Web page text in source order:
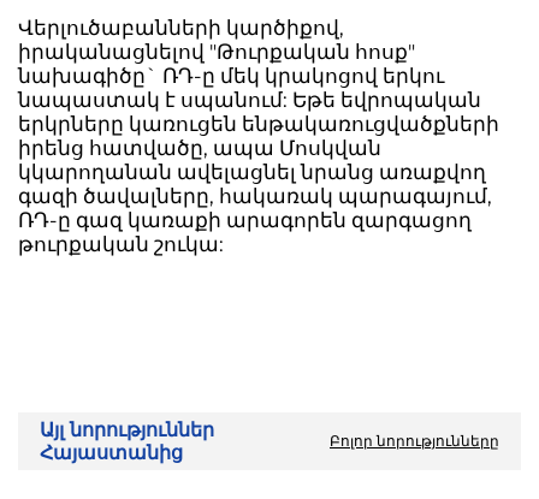
Վերլուծաբանների կարծիքով,
իրականացնելով "Թուրքական հոսք"
նախագիծը` ՌԴ-ը մեկ կրակոցով երկու
նապաստակ է սպանում: Եթե եվրոպական
երկրները կառուցեն ենթակառուցվածքների
իրենց հատվածը, ապա Մոսկվան
կկարողանան ավելացնել նրանց առաքվող
գազի ծավալները, հակառակ պարագայում,
ՌԴ-ը գազ կառաքի արագորեն զարգացող
թուրքական շուկա:
Այլ նորություններ
Հայաստանից
Բոլոր նորությունները